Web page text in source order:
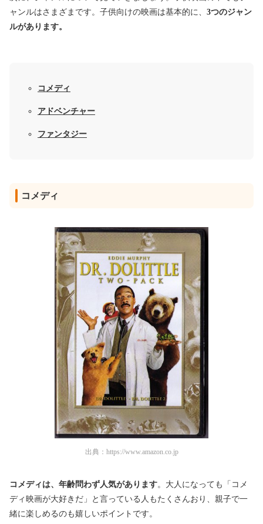
ャンルはさまざまです。子供向けの映画は基本的に、 3つのジャン
ルがあります。
コメディ
アドベンチャー
ファンタジー
コメディ
出典： https://www.amazon.co.jp
コメディは、年齢問わず人気があります。大人になっても「コメ
ディ映画が大好きだ」と言っている人もたくさんおり、親子で一
緒に楽しめるのも嬉しいポイントです。